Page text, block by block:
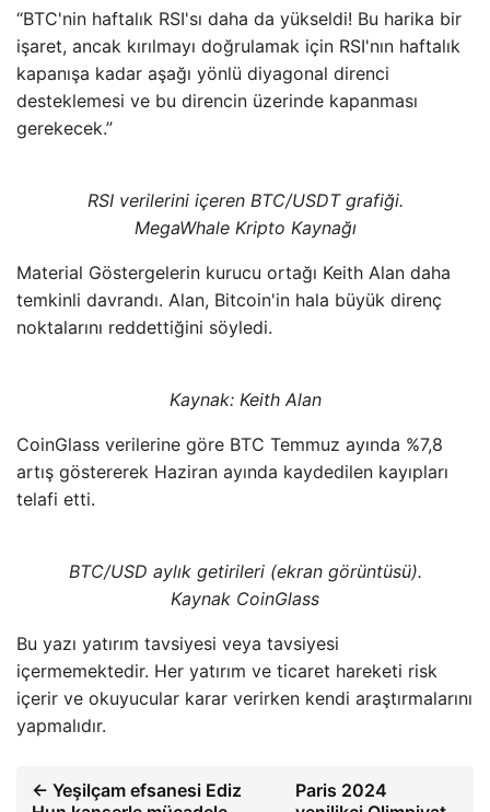
“BTC'nin haftalık RSI'sı daha da yükseldi! Bu harika bir
işaret, ancak kırılmayı doğrulamak için RSI'nın haftalık
kapanışa kadar aşağı yönlü diyagonal direnci
desteklemesi ve bu direncin üzerinde kapanması
gerekecek.”
RSI verilerini içeren BTC/USDT grafiği.
MegaWhale Kripto Kaynağı
Material Göstergelerin kurucu ortağı Keith Alan daha
temkinli davrandı. Alan, Bitcoin'in hala büyük direnç
noktalarını reddettiğini söyledi.
Kaynak: Keith Alan
CoinGlass verilerine göre BTC Temmuz ayında %7,8
artış göstererek Haziran ayında kaydedilen kayıpları
telafi etti.
BTC/USD aylık getirileri (ekran görüntüsü).
Kaynak CoinGlass
Bu yazı yatırım tavsiyesi veya tavsiyesi
içermemektedir. Her yatırım ve ticaret hareketi risk
içerir ve okuyucular karar verirken kendi araştırmalarını
yapmalıdır.
← Yeşilçam efsanesi Ediz
Paris 2024